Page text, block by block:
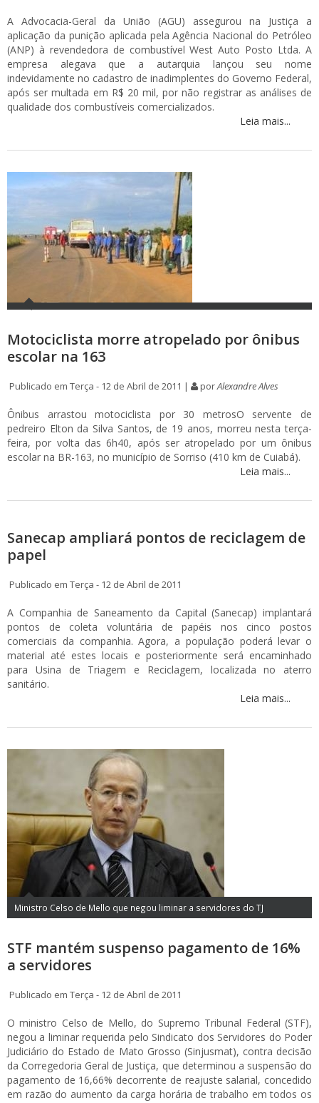
A Advocacia-Geral da União (AGU) assegurou na Justiça a
aplicação da punição aplicada pela Agência Nacional do Petróleo
(ANP) à revendedora de combustível West Auto Posto Ltda. A
empresa alegava que a autarquia lançou seu nome
indevidamente no cadastro de inadimplentes do Governo Federal,
após ser multada em R$ 20 mil, por não registrar as análises de
qualidade dos combustíveis comercializados.
Leia mais...
Motociclista morre atropelado por ônibus
escolar na 163
Publicado em Terça - 12 de Abril de 2011 | porAlexandre Alves
Ônibus arrastou motociclista por 30 metrosO servente de
pedreiro Elton da Silva Santos, de 19 anos, morreu nesta terça-
feira, por volta das 6h40, após ser atropelado por um ônibus
escolar na BR-163, no município de Sorriso (410 km de Cuiabá).
Leia mais...
Sanecap ampliará pontos de reciclagem de
papel
Publicado em Terça - 12 de Abril de 2011
A Companhia de Saneamento da Capital (Sanecap) implantará
pontos de coleta voluntária de papéis nos cinco postos
comerciais da companhia. Agora, a população poderá levar o
material até estes locais e posteriormente será encaminhado
para Usina de Triagem e Reciclagem, localizada no aterro
sanitário.
Leia mais...
Ministro Celso de Mello que negou liminar a servidores do TJ
STF mantém suspenso pagamento de 16%
a servidores
Publicado em Terça - 12 de Abril de 2011
O ministro Celso de Mello, do Supremo Tribunal Federal (STF),
negou a liminar requerida pelo Sindicato dos Servidores do Poder
Judiciário do Estado de Mato Grosso (Sinjusmat), contra decisão
da Corregedoria Geral de Justiça, que determinou a suspensão do
pagamento de 16,66% decorrente de reajuste salarial, concedido
em razão do aumento da carga horária de trabalho em todos os